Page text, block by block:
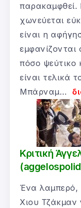
παρακαμφθεί.
χωνεύεται
είναι η
εμφανίζονται
πόσο ψεύτικο
είναι τελικά
Μπάρναμ…
Κριτική
Ένα λαμπερό,
Χιου Τζάκμαν